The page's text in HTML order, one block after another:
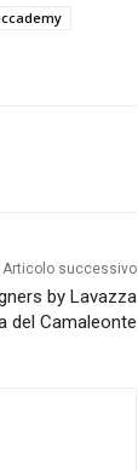
Articolo successivo
by Lavazza
del Camaleonte